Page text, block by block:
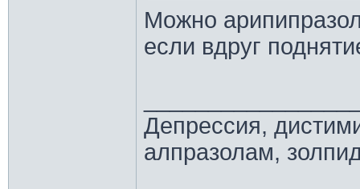
Можно
если вдруг
Депрессия,
алпразолам,